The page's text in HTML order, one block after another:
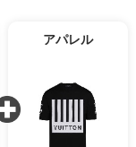
アパレル